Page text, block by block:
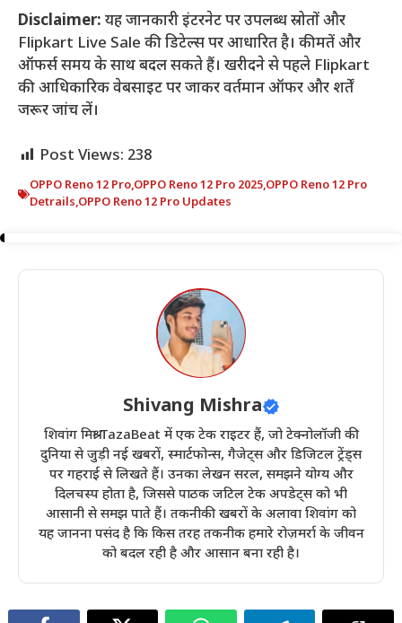
Disclaimer: यह जानकारी इंटरनेट पर उपलब्ध स्रोतों और
Flipkart Live Sale की डिटेल्स पर आधारित है। कीमतें और
ऑफर्स समय के साथ बदल सकते हैं। खरीदने से पहले Flipkart
की आधिकारिक वेबसाइट पर जाकर वर्तमान ऑफर और शर्तें
जरूर जांच लें।
Post Views: 238
OPPO Reno 12 Pro,OPPO Reno 12 Pro 2025,OPPO Reno 12 Pro
Detrails,OPPO Reno 12 Pro Updates
Shivang Mishra
शिवांग मिश्रा TazaBeat में एक टेक राइटर हैं, जो टेक्नोलॉजी की
दुनिया से जुड़ी नई खबरों, स्मार्टफोन्स, गैजेट्स और डिजिटल ट्रेंड्स
पर गहराई से लिखते हैं। उनका लेखन सरल, समझने योग्य और
दिलचस्प होता है, जिससे पाठक जटिल टेक अपडेट्स को भी
आसानी से समझ पाते हैं। तकनीकी खबरों के अलावा शिवांग को
यह जानना पसंद है कि किस तरह तकनीक हमारे रोज़मर्रा के जीवन
को बदल रही है और आसान बना रही है।